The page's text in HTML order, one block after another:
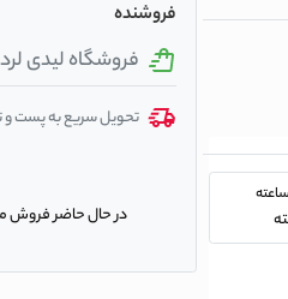
فروشنده
فروشگاه لیدی لرد
تحویل سریع به پست
در حال حاضر فروش